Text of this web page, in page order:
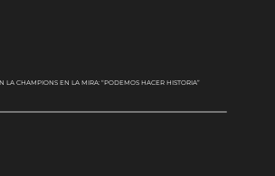
LA CHAMPIONS EN LA MIRA: “PODEMOS HACER HISTORIA”